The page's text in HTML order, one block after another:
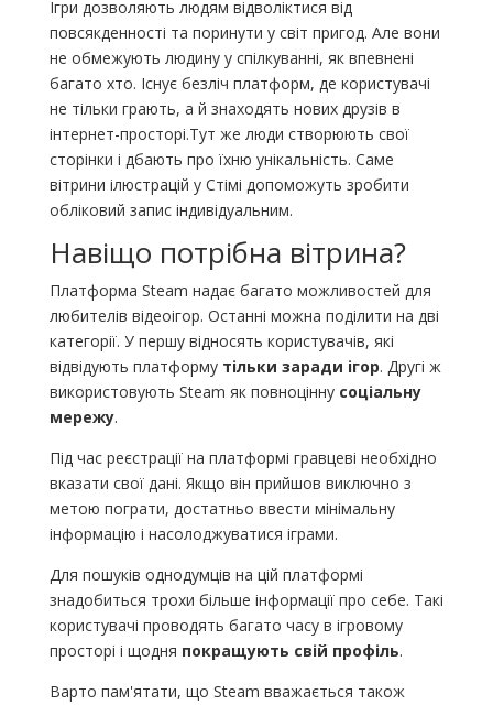
Ігри дозволяють людям відволіктися від
повсякденності та поринути у світ пригод. Але вони
не обмежують людину у спілкуванні, як впевнені
багато хто. Існує безліч платформ, де користувачі
не тільки грають, а й знаходять нових друзів в
інтернет-просторі.Тут же люди створюють свої
сторінки і дбають про їхню унікальність. Саме
вітрини ілюстрацій у Стімі допоможуть зробити
обліковий запис індивідуальним.
Навіщо потрібна вітрина?
Платформа Steam надає багато можливостей для
любителів відеоігор. Останні можна поділити на дві
категорії. У першу відносять користувачів, які
відвідують платформу тільки заради ігор. Другі ж
використовують Steam як повноцінну соціальну
мережу.
Під час реєстрації на платформі гравцеві необхідно
вказати свої дані. Якщо він прийшов виключно з
метою пограти, достатньо ввести мінімальну
інформацію і насолоджуватися іграми.
Для пошуків однодумців на цій платформі
знадобиться трохи більше інформації про себе. Такі
користувачі проводять багато часу в ігровому
просторі і щодня покращують свій профіль.
Варто пам'ятати, що Steam вважається також